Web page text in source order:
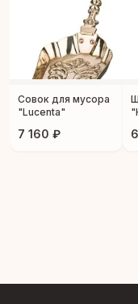
Совок для мусора
"Lucenta"
7 160 ₽